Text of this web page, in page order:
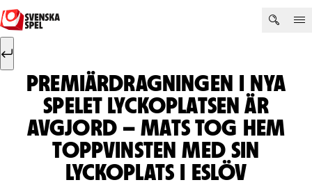
Hoppa till innehåll
Sök efter:
PREMIÄRDRAGNINGEN I NYA
SPELET LYCKOPLATSEN ÄR
AVGJORD – MATS TOG HEM
TOPPVINSTEN MED SIN
LYCKOPLATS I ESLÖV